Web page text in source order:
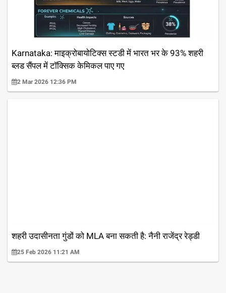
Karnataka: माइक्रोबायोटिक्स स्टडी में भारत भर के 93% शहरी
ब्लड सैंपल में टॉक्सिक केमिकल पाए गए
2 Mar 2026 12:36 PM
शहरी उदासीनता गुंडों को MLA बना सकती है: नैनी राजेंद्र रेड्डी
25 Feb 2026 11:21 AM